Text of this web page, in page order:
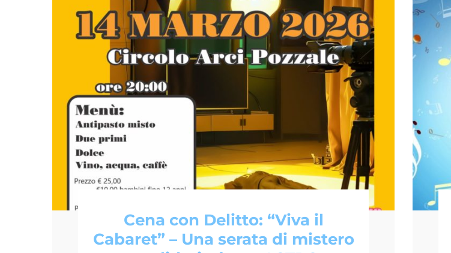
Cena con Delitto: “Viva il
Cabaret” – Una serata di mistero